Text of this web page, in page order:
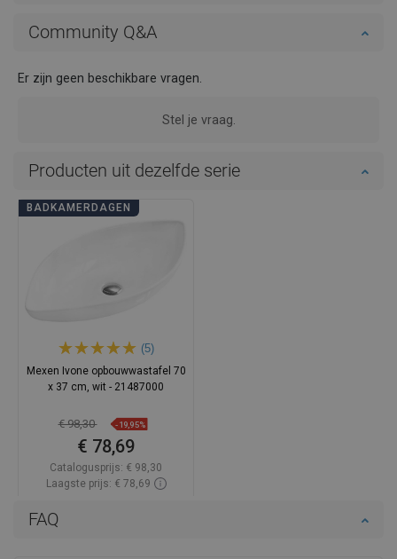
FAQ
Community Q&A
Er zijn geen beschikbare vragen.
Stel je vraag.
Producten uit dezelfde serie
BADKAMERDAGEN
(5)
Mexen Ivone opbouwwastafel 70
x 37 cm, wit - 21487000
€ 98,30 -19,95%
€ 78,69
Catalogusprijs: € 98,30
Laagste prijs: € 78,69